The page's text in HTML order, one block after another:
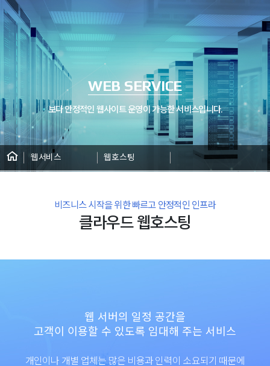
WEB SERVICE
보다 안정적인 웹사이트 운영이 가능한 서비스입니다.
웹서비스 웹호스팅
비즈니스 시작을 위한 빠르고 안정적인 인프라
클라우드 웹호스팅
웹 서버의 일정 공간을
고객이 이용할 수 있도록 임대해 주는 서비스
개인이나 개별 업체는 많은 비용과 인력이 소요되기 때문에